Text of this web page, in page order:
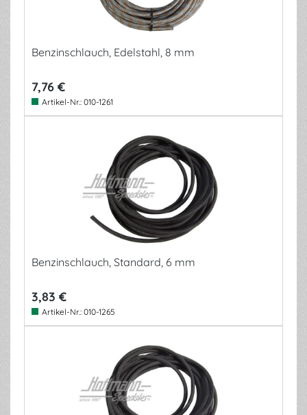
Benzinschlauch, Edelstahl, 8 mm
7,76 €
Artikel-Nr.: 010-1261
Benzinschlauch, Standard, 6 mm
3,83 €
Artikel-Nr.: 010-1265